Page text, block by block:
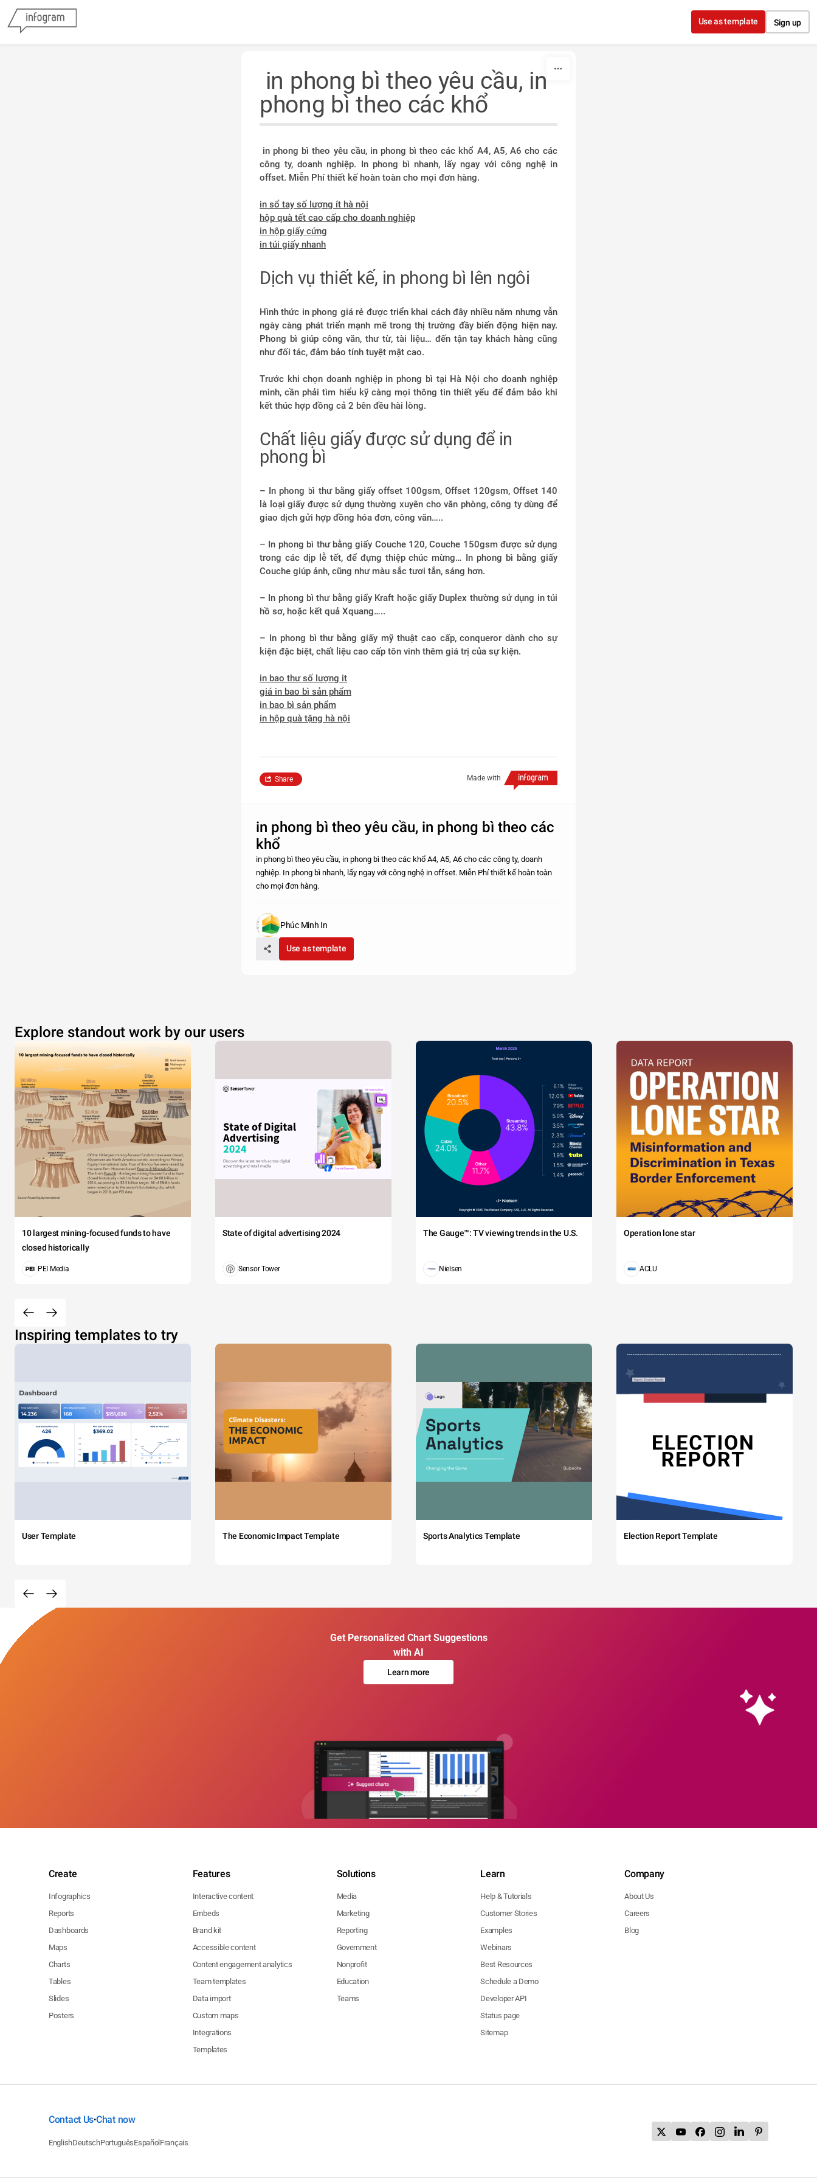
Use as template Sign up
in phong bì theo yêu cầu, in
phong bì theo các khổ
in phong bì theo yêu cầu, in phong bì theo các khổ A4, A5, A6 cho các
công ty, doanh nghiệp. In phong bì nhanh, lấy ngay với công nghệ in
offset. Miễn Phí thiết kế hoàn toàn cho mọi đơn hàng.
in sổ tay số lượng ít hà nội
hộp quà tết cao cấp cho doanh nghiệp
in hộp giấy cứng
in túi giấy nhanh
Dịch vụ thiết kế, in phong bì lên ngôi
Hình thức in phong giá rẻ được triển khai cách đây nhiều năm nhưng vẫn
ngày càng phát triển mạnh mẽ trong thị trường đầy biến động hiện nay.
Phong bì giúp công văn, thư từ, tài liệu… đến tận tay khách hàng cũng
như đối tác, đảm bảo tính tuyệt mật cao.
Trước khi chọn doanh nghiệp in phong bì tại Hà Nội cho doanh nghiệp
mình, cần phải tìm hiểu kỹ càng mọi thông tin thiết yếu để đảm bảo khi
kết thúc hợp đồng cả 2 bên đều hài lòng.
Chất liệu giấy được sử dụng để in
phong bì
– In phong bì thư bằng giấy offset 100gsm, Offset 120gsm, Offset 140
là loại giấy được sử dụng thường xuyên cho văn phòng, công ty dùng để
giao dịch gửi hợp đồng hóa đơn, công văn…..
– In phong bì thư bằng giấy Couche 120, Couche 150gsm được sử dụng
trong các dịp lễ tết, để đựng thiệp chúc mừng… In phong bì bằng giấy
Couche giúp ảnh, cũng như màu sắc tươi tắn, sáng hơn.
– In phong bì thư bằng giấy Kraft hoặc giấy Duplex thường sử dụng in túi
hồ sơ, hoặc kết quả Xquang…..
– In phong bì thư bằng giấy mỹ thuật cao cấp, conqueror dành cho sự
kiện đặc biệt, chất liệu cao cấp tôn vinh thêm giá trị của sự kiện.
in bao thư số lượng it
giá in bao bì sản phẩm
in bao bì sản phẩm
in hộp quà tặng hà nội
Made with
Share
in phong bì theo yêu cầu, in phong bì theo các
khổ
in phong bì theo yêu cầu, in phong bì theo các khổ A4, A5, A6 cho các công ty, doanh
nghiệp. In phong bì nhanh, lấy ngay với công nghệ in offset. Miễn Phí thiết kế hoàn toàn
cho mọi đơn hàng.
Phúc Minh In
Use as template
Explore standout work by our users
10 largest mining-focused funds to have
closed historically
PEI Media
State of digital advertising 2024
Sensor Tower
The Gauge™: TV viewing trends in the U.S.
Nielsen
Operation lone star
ACLU
Inspiring templates to try
User Template The Economic Impact Template Sports Analytics Template Election Report Template
Get Personalized Chart Suggestions
with AI
Learn more
Create
Infographics
Reports
Dashboards
Maps
Charts
Tables
Slides
Posters
Features
Interactive content
Embeds
Brand kit
Accessible content
Content engagement analytics
Team templates
Data import
Custom maps
Integrations
Templates
Solutions
Media
Marketing
Reporting
Government
Nonprofit
Education
Teams
Learn
Help & Tutorials
Customer Stories
Examples
Webinars
Best Resources
Schedule a Demo
Developer API
Status page
Sitemap
Company
About Us
Careers
Blog
Contact Us•Chat now
EnglishDeutschPortuguêsEspañol Français